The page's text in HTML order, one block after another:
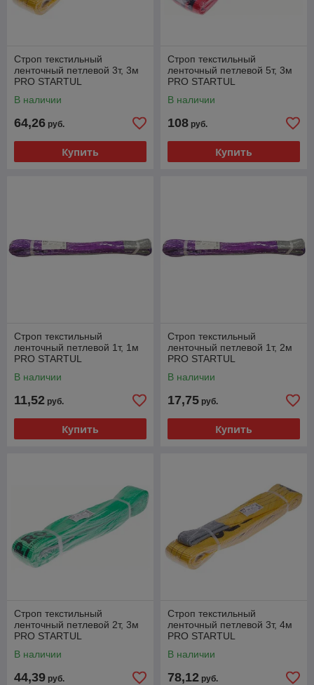
Строп текстильный
ленточный петлевой 3т, 3м
PRO STARTUL
В наличии
64,26 руб.
Купить
Строп текстильный
ленточный петлевой 5т, 3м
PRO STARTUL
В наличии
108 руб.
Купить
Строп текстильный
ленточный петлевой 1т, 1м
PRO STARTUL
В наличии
11,52 руб.
Купить
Строп текстильный
ленточный петлевой 1т, 2м
PRO STARTUL
В наличии
17,75 руб.
Купить
Строп текстильный
ленточный петлевой 2т, 3м
PRO STARTUL
В наличии
44,39 руб.
Строп текстильный
ленточный петлевой 3т, 4м
PRO STARTUL
В наличии
78,12 руб.